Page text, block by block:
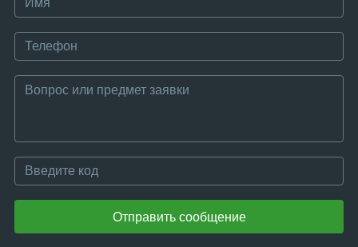
Отправить сообщение